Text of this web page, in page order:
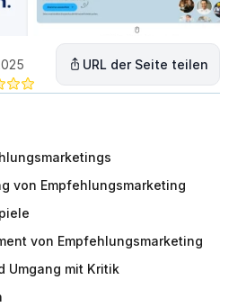
URL der Seite teilen
von Empfehlungsmarketing
von Empfehlungsmarketing
Umgang mit Kritik